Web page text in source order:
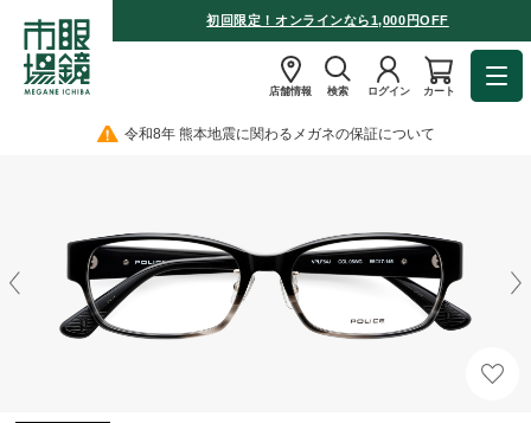
初回限定！オンラインなら1,000円OFF
店舗情報 検索 ログイン カート
令和8年 熊本地震に関わるメガネの保証について